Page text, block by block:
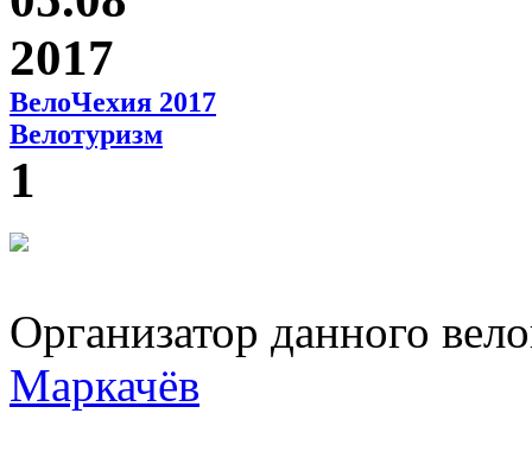
2017
ВелоЧехия 2017
Велотуризм
1
Организатор данного
Маркачёв